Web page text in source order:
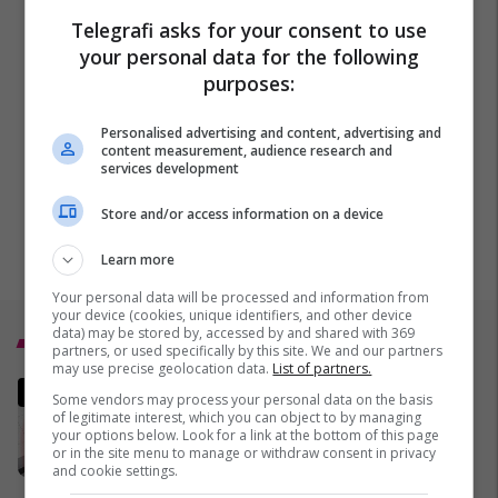
Top 5
Tërmet me magnitudë 4.8
godet Kosovën, epiqendra në
Shtërpcë
10/02/2026
Telegrafi asks for your consent to use
your personal data for the following
purposes:
Personalised advertising and content, advertising and
content measurement, audience research and
services development
Store and/or access information on a device
Learn more
Your personal data will be processed and information from
your device (cookies, unique identifiers, and other device
data) may be stored by, accessed by and shared with 369
partners, or used specifically by this site. We and our partners
may use precise geolocation data. List of partners.
Some vendors may process your personal data on the basis
of legitimate interest, which you can object to by managing
your options below. Look for a link at the bottom of this page
or in the site menu to manage or withdraw consent in privacy
and cookie settings.